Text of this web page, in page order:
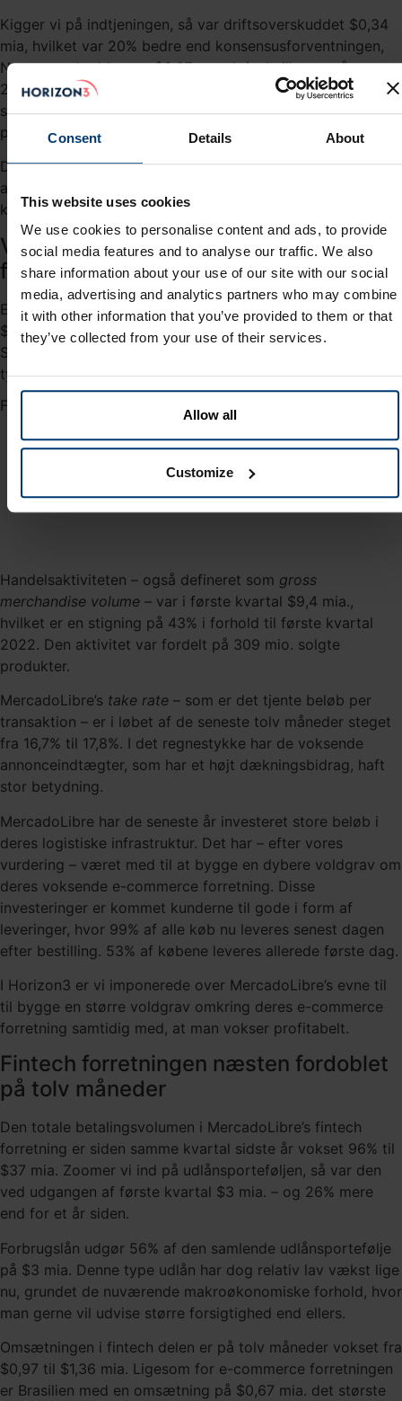
Consent Details About
This website uses cookies
We use cookies to personalise content and ads, to provide
social media features and to analyse our traffic. We also
share information about your use of our site with our social
media, advertising and analytics partners who may combine
it with other information that you’ve provided to them or that
they’ve collected from your use of their services.
Allow all
Customize
Kigger vi på indtjeningen, så var driftsoverskuddet $0,34
mia, hvilket var 20% bedre end konsensusforventningen,
Nettooverskuddet var $3,97 per aktie, hvilket også var
20% bedre end ventet. Det var samtidig 205% mere end
sidste års nettooverskud for første kvartal, som var $1,30
per aktie.
Det frie cash flow for første kvartal var $0,16 mia. og 5%
af omsætningen. Kvartalet sluttede med $3,5 mia. i
kontantlignende aktiver.
Voldgraven om e-commerce
forretningen vokser
E-commerce forretningen omsatte i første kvartal for
$1,68 mia., hvilket er 31% mere end for et år siden.
Størstedelen af omsætningen kommer fra Brasilien, hvilket
tydeligt ses i figur 1 herunder.
Figur 1 - E-commerce omsætning i mio.$
Handelsaktiviteten – også defineret som gross
merchandise volume – var i første kvartal $9,4 mia.,
hvilket er en stigning på 43% i forhold til første kvartal
2022. Den aktivitet var fordelt på 309 mio. solgte
produkter.
MercadoLibre’s take rate – som er det tjente beløb per
transaktion – er i løbet af de seneste tolv måneder steget
fra 16,7% til 17,8%. I det regnestykke har de voksende
annonceindtægter, som har et højt dækningsbidrag, haft
stor betydning.
MercadoLibre har de seneste år investeret store beløb i
deres logistiske infrastruktur. Det har – efter vores
vurdering – været med til at bygge en dybere voldgrav om
deres voksende e-commerce forretning. Disse
investeringer er kommet kunderne til gode i form af
leveringer, hvor 99% af alle køb nu leveres senest dagen
efter bestilling. 53% af købene leveres allerede første dag.
I Horizon3 er vi imponerede over MercadoLibre’s evne til
til bygge en større voldgrav omkring deres e-commerce
forretning samtidig med, at man vokser profitabelt.
Fintech forretningen næsten fordoblet
på tolv måneder
Den totale betalingsvolumen i MercadoLibre’s fintech
forretning er siden samme kvartal sidste år vokset 96% til
$37 mia. Zoomer vi ind på udlånsporteføljen, så var den
ved udgangen af første kvartal $3 mia. – og 26% mere
end for et år siden.
Forbrugslån udgør 56% af den samlende udlånsportefølje
på $3 mia. Denne type udlån har dog relativ lav vækst lige
nu, grundet de nuværende makroøkonomiske forhold, hvor
man gerne vil udvise større forsigtighed end ellers.
Omsætningen i fintech delen er på tolv måneder vokset fra
$0,97 til $1,36 mia. Ligesom for e-commerce forretningen
er Brasilien med en omsætning på $0,67 mia. det største